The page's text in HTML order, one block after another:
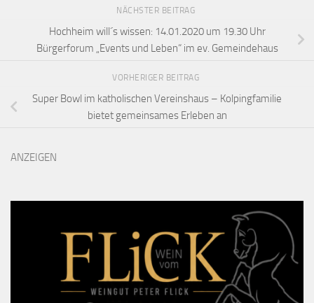
NÄCHSTER BEITRAG
Hochheim will´s wissen: 14.01.2020 um 19.30 Uhr
Bürgerforum „Events und Leben“ im ev. Gemeindehaus
VORHERIGER BEITRAG
Super Bowl im katholischen Vereinshaus – Kolpingfamilie
bietet gemeinsames Erleben an
ANZEIGEN